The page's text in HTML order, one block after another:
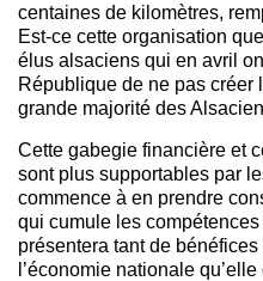
centaines de kilomètres,
Est-ce cette organisation
élus alsaciens qui en avril
République de ne pas créer
grande majorité des
Cette gabegie financière et
sont plus supportables par
commence à en prendre
qui cumule les
présentera tant de
l’économie nationale